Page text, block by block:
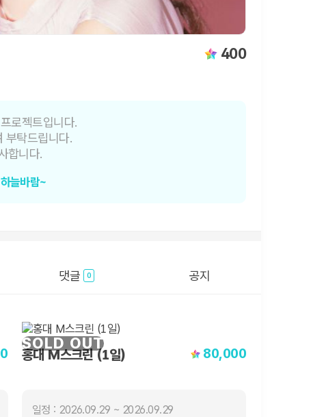
400
로젝트입니다.
부탁드립니다.
합니다.
늘바람~
댓글 0 공지
SOLD OUT
홍대 M스크린 (1일) 80,000
일정 : 2026.09.29 ~ 2026.09.29